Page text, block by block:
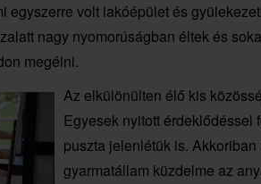
egyszerre volt lakóépület és
nagy nyomorúságban éltek és
megélni.
Az elkülönülten élő kis k
Egyesek nyitott érdeklődéssel
puszta jelenlétük is.
gyarmatállam küzdelme az